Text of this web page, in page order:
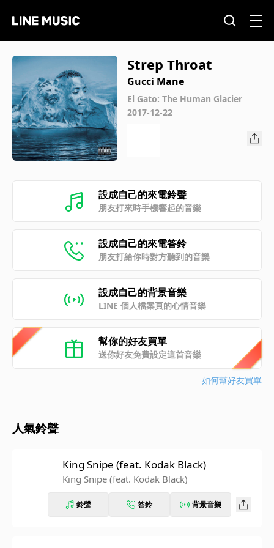
Strep Throat
Gucci Mane
El Gato: The Human Glacier
2017-12-22
設成自己的來電鈴聲
朋友打來時手機響起的音樂
設成自己的來電答鈴
朋友打給你時對方聽到的音樂
設成自己的背景音樂
LINE 個人檔案頁的心情音樂
幫你的好友買單
送你好友免費設定這首音樂
如何幫好友買單
人氣鈴聲
King Snipe (feat. Kodak Black)
King Snipe (feat. Kodak Black)
鈴聲 答鈴 背景音樂